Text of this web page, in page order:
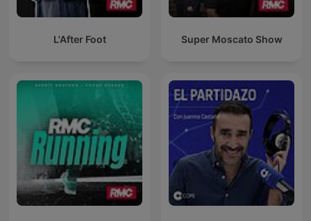
L'After Foot Super Moscato Show